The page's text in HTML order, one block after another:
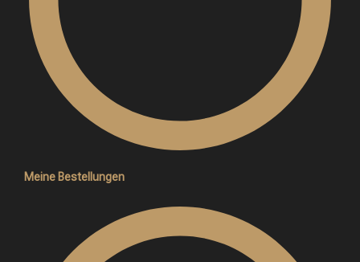
Meine Bestellungen